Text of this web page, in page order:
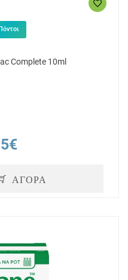
Πόντοι
Complete 10ml
ΑΓΟΡΑ